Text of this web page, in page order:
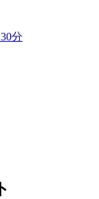
分